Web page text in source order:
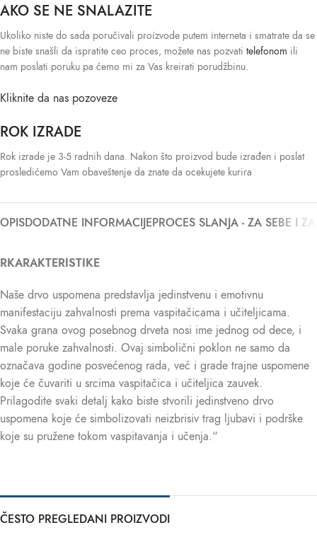
AKO SE NE SNALAZITE
Ukoliko niste do sada poručivali proizvode putem interneta i smatrate da se
ne biste snašli da ispratite ceo proces, možete nas pozvati telefonom ili
nam poslati poruku pa ćemo mi za Vas kreirati porudžbinu.
Kliknite da nas pozoveze
ROK IZRADE
Rok izrade je 3-5 radnih dana. Nakon što proizvod bude izrađen i poslat
prosledićemo Vam obaveštenje da znate da ocekujete kurira
OPISDODATNE INFORMACIJEPROCES SLANJA - ZA SEBE I
RKARAKTERISTIKE
Naše drvo uspomena predstavlja jedinstvenu i emotivnu
manifestaciju zahvalnosti prema vaspitačicama i učiteljicama.
Svaka grana ovog posebnog drveta nosi ime jednog od dece, i
male poruke zahvalnosti. Ovaj simbolični poklon ne samo da
označava godine posvećenog rada, već i grade trajne uspomene
koje će čuvariti u srcima vaspitačica i učiteljica zauvek.
Prilagodite svaki detalj kako biste stvorili jedinstveno drvo
uspomena koje će simbolizovati neizbrisiv trag ljubavi i podrške
koje su pružene tokom vaspitavanja i učenja.“
ČESTO PREGLEDANI PROIZVODI